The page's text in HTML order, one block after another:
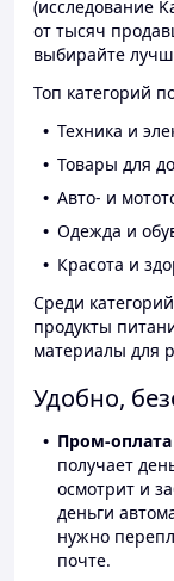
(исследование
от тысяч
выбирайте
Топ категорий
Техника и
Товары для
Авто- и
Одежда и
Красота и
Среди
продукты
материалы для
Удобно,
Пром-оплата
получает
осмотрит и
деньги
нужно
почте.